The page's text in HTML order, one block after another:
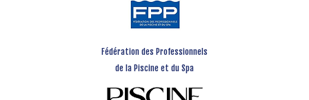
Fédération des Professionnels
de la Piscine et du Spa